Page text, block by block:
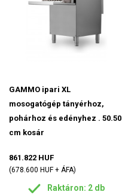
GAMMO ipari XL
mosogatógép tányérhoz,
pohárhoz és edényhez . 50.50
cm kosár
861.822 HUF
(678.600 HUF + ÁFA)
Raktáron: 2 db